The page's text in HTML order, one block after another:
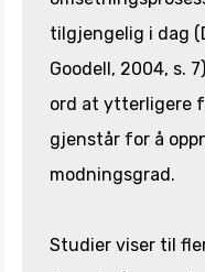
tilgjengelig i dag
Goodell, 2004, s.
ord at ytterligere
gjenstår for å
modningsgrad.
Studier viser til